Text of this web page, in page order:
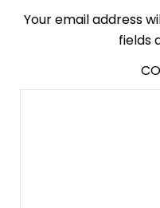
Your email address
fields